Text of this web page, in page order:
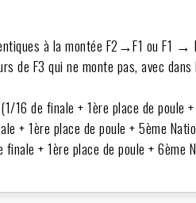
à la montée F2→F1 ou F1
de F3 qui ne monte pas, avec dans
16 de finale + 1ère place de poule
+ 1ère place de poule + 5ème
+ 1ère place de poule + 6ème